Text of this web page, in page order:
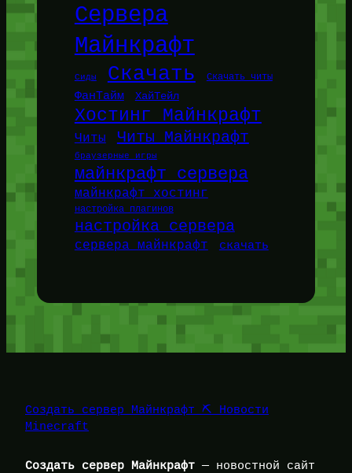
Сервера
Майнкрафт
Сиды Скачать Скачать читы
ФанТайм ХайТейл
Хостинг Майнкрафт
Читы Читы Майнкрафт
браузерные игры
майнкрафт сервера
майнкрафт хостинг
настройка плагинов
настройка сервера
сервера майнкрафт скачать
Создать сервер Майнкрафт ⛏️ Новости
Minecraft
Создать сервер Майнкрафт — новостной сайт